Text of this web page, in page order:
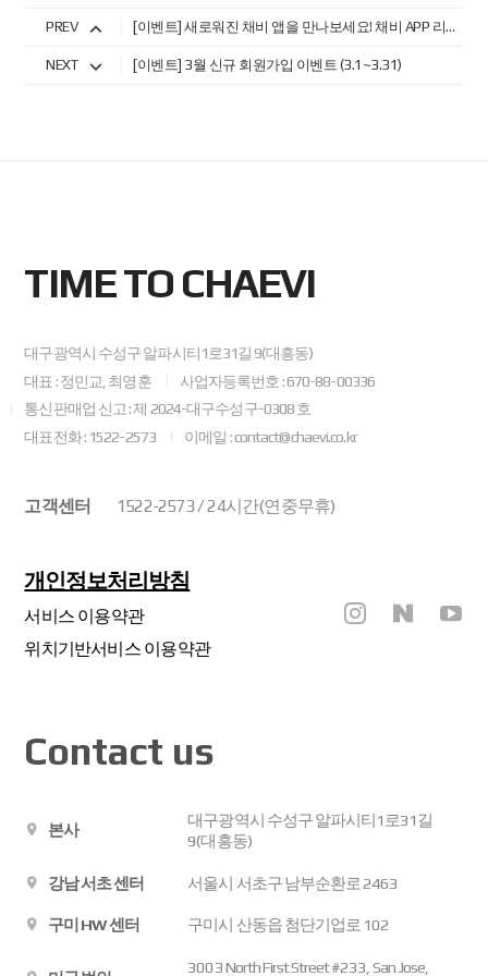
PREV [이벤트] 새로워진 채비 앱을 만나보세요! 채비 APP 리뷰 이벤트 (2.25~3.6)
NEXT [이벤트] 3월 신규 회원가입 이벤트 (3.1~3.31)
TIME TO CHAEVI
대구광역시 수성구 알파시티1로31길 9(대흥동)
대표 : 정민교, 최영훈
사업자등록번호 : 670-88-00336
통신판매업 신고 : 제 2024-대구수성구-0308 호
대표전화 : 1522-2573
이메일 : contact@chaevi.co.kr
고객센터 1522-2573 / 24시간(연중무휴)
개인정보처리방침
서비스 이용약관
위치기반서비스 이용약관
Contact us
본사
대구광역시 수성구 알파시티1로31길
9(대흥동)
강남 서초 센터 서울시 서초구 남부순환로 2463
구미 HW 센터 구미시 산동읍 첨단기업로 102
3003 North First Street #233, San Jose,